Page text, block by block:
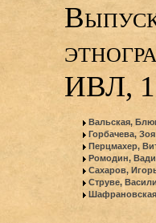
ИВЛ,
Вальская,
Горбачева,
Перцмахер,
Ромодин,
Сахаров,
Струве,